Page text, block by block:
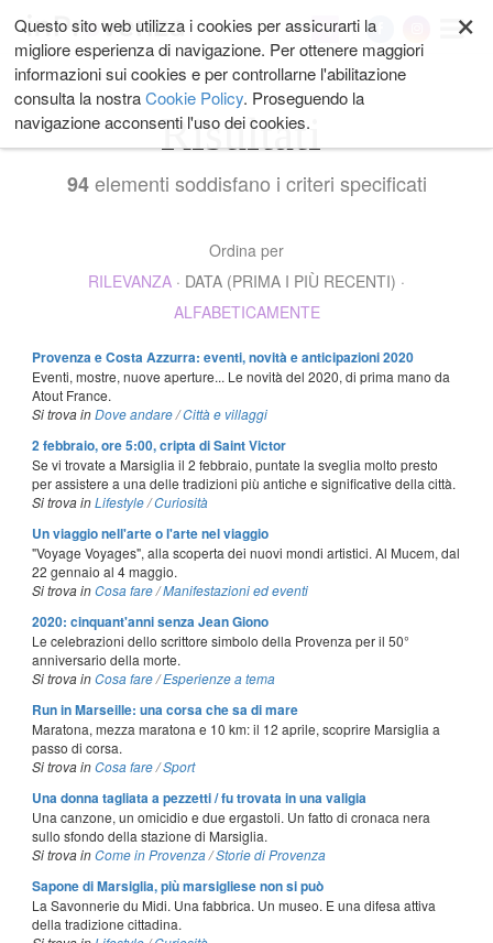
ai
contenuti.
|
Salta
alla
navigazione
My ×
Questo sito web utilizza i cookies per assicurarti la
migliore esperienza di navigazione. Per ottenere maggiori
informazioni sui cookies e per controllarne l'abilitazione
consulta la nostraCookie Policy. Proseguendo la
navigazione acconsenti l'uso dei cookies.
Risultati
94elementi soddisfano i criteri specificati
Ordina per
RILEVANZA · DATA (PRIMA I PIÙ RECENTI) ·
ALFABETICAMENTE
Provenza e Costa Azzurra: eventi, novità e anticipazioni 2020
Eventi, mostre, nuove aperture... Le novità del 2020, di prima mano da
Atout France.
Si trova in Dove andare /Città e villaggi
2 febbraio, ore 5:00, cripta di Saint Victor
Se vi trovate a Marsiglia il 2 febbraio, puntate la sveglia molto presto
per assistere a una delle tradizioni più antiche e significative della città.
Si trova in Lifestyle /Curiosità
Un viaggio nell'arte o l'arte nel viaggio
"Voyage Voyages", alla scoperta dei nuovi mondi artistici. Al Mucem, dal
22 gennaio al 4 maggio.
Si trova in Cosa fare /Manifestazioni ed eventi
2020: cinquant'anni senza Jean Giono
Le celebrazioni dello scrittore simbolo della Provenza per il 50°
anniversario della morte.
Si trova in Cosa fare /Esperienze a tema
Run in Marseille: una corsa che sa di mare
Maratona, mezza maratona e 10 km: il 12 aprile, scoprire Marsiglia a
passo di corsa.
Si trova in Cosa fare /Sport
Una donna tagliata a pezzetti / fu trovata in una valigia
Una canzone, un omicidio e due ergastoli. Un fatto di cronaca nera
sullo sfondo della stazione di Marsiglia.
Si trova in Come in Provenza /Storie di Provenza
Sapone di Marsiglia, più marsigliese non si può
La Savonnerie du Midi. Una fabbrica. Un museo. E una difesa attiva
della tradizione cittadina.